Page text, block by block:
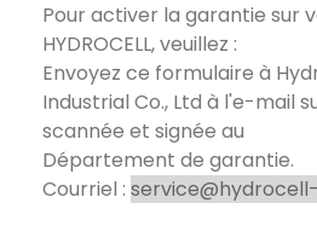
Pour activer la garantie sur
HYDROCELL, veuillez :
Envoyez ce formulaire à
Industrial Co., Ltd à l'e-mail
scannée et signée au
Département de garantie.
Courriel :